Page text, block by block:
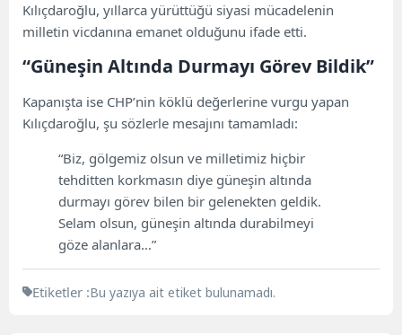
Kılıçdaroğlu, yıllarca yürüttüğü siyasi mücadelenin
milletin vicdanına emanet olduğunu ifade etti.
“Güneşin Altında Durmayı Görev Bildik”
Kapanışta ise CHP’nin köklü değerlerine vurgu yapan
Kılıçdaroğlu, şu sözlerle mesajını tamamladı:
“Biz, gölgemiz olsun ve milletimiz hiçbir
tehditten korkmasın diye güneşin altında
durmayı görev bilen bir gelenekten geldik.
Selam olsun, güneşin altında durabilmeyi
göze alanlara…”
Etiketler :Bu yazıya ait etiket bulunamadı.